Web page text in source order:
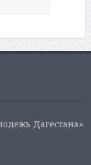
Дагестана».